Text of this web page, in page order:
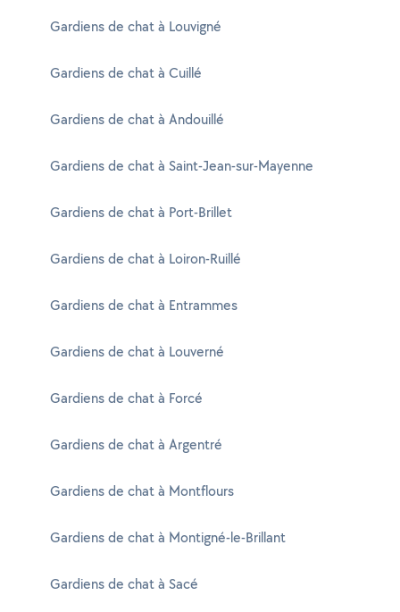
Gardiens de chat à Louvigné
Gardiens de chat à Cuillé
Gardiens de chat à Andouillé
Gardiens de chat à Saint-Jean-sur-Mayenne
Gardiens de chat à Port-Brillet
Gardiens de chat à Loiron-Ruillé
Gardiens de chat à Entrammes
Gardiens de chat à Louverné
Gardiens de chat à Forcé
Gardiens de chat à Argentré
Gardiens de chat à Montflours
Gardiens de chat à Montigné-le-Brillant
Gardiens de chat à Sacé